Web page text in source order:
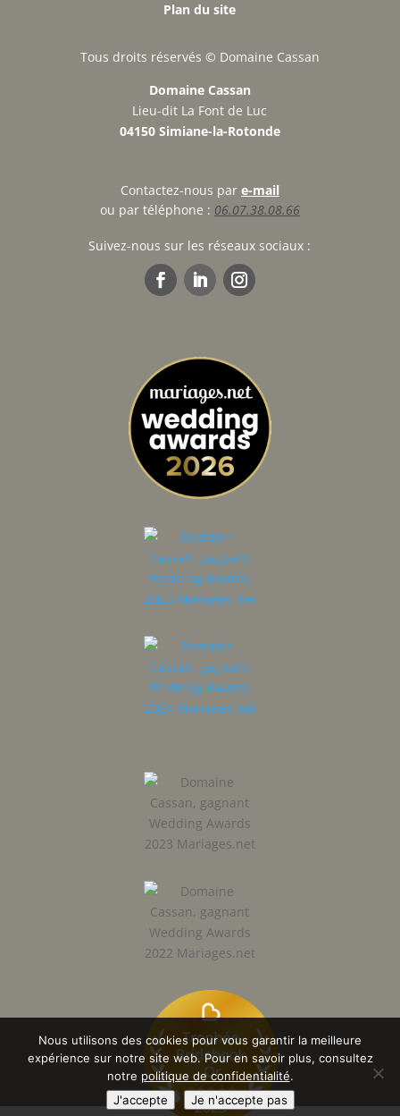
Plan du site
Tous droits réservés © Domaine Cassan
Domaine Cassan
Lieu-dit La Font de Luc
04150 Simiane-la-Rotonde
Contactez-nous par e-mail
ou par téléphone : 06.07.38.08.66
Suivez-nous sur les réseaux sociaux :
Nous utilisons des cookies pour vous garantir la meilleure
expérience sur notre site web. Pour en savoir plus, consultez
notre politique de confidentialité.
J'accepte
Je n'accepte pas